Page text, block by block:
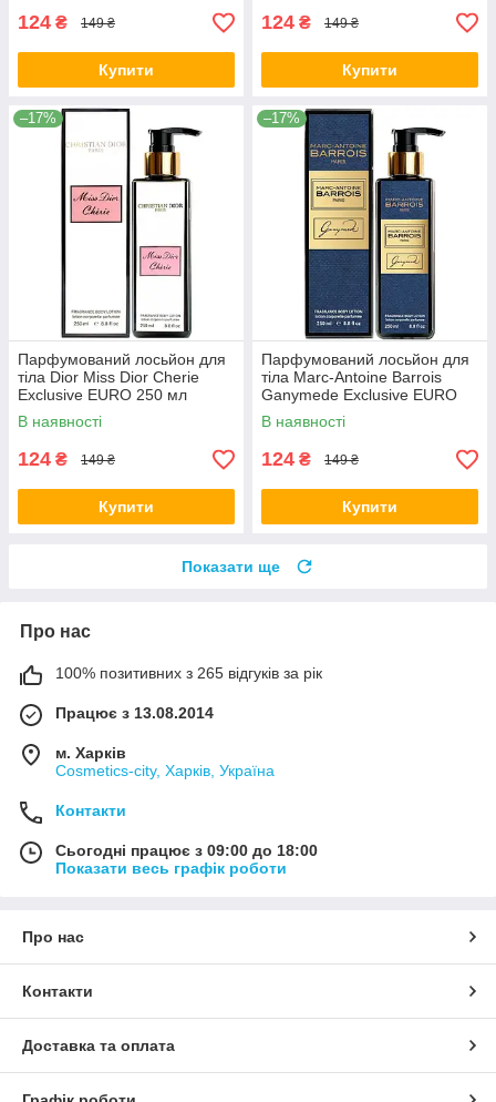
124 ₴ 149 ₴
Купити
124 ₴ 149 ₴
Купити
–17%
Парфумований лосьйон для
тіла Dior Miss Dior Cherie
Exclusive EURO 250 мл
В наявності
124 ₴ 149 ₴
Купити
–17%
Парфумований лосьйон для
тіла Marc-Antoine Barrois
Ganymede Exclusive EURO
250 мл
В наявності
124 ₴ 149 ₴
Купити
Показати ще
Про нас
100% позитивних з 265 відгуків за рік
Працює з 13.08.2014
м. Харків
Cosmetics-city, Харків, Україна
Контакти
Сьогодні працює з 09:00 до 18:00
Показати весь графік роботи
Про нас
Контакти
Доставка та оплата